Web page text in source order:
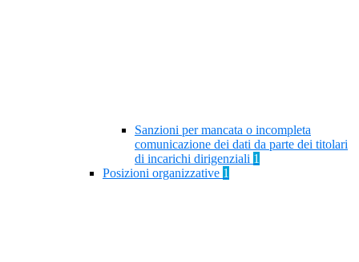
Sanzioni per mancata o incompleta
comunicazione dei dati da parte dei titolari
di incarichi dirigenziali 1
Posizioni organizzative 1